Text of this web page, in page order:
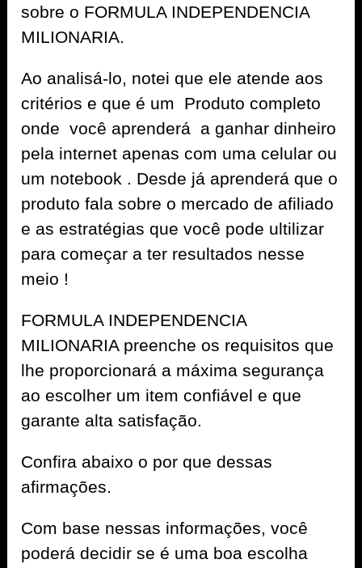
sobre o FORMULA INDEPENDENCIA
MILIONARIA.
Ao analisá-lo, notei que ele atende aos
critérios e que é um Produto completo
onde você aprenderá a ganhar dinheiro
pela internet apenas com uma celular ou
um notebook . Desde já aprenderá que o
produto fala sobre o mercado de afiliado
e as estratégias que você pode ultilizar
para começar a ter resultados nesse
meio !
FORMULA INDEPENDENCIA
MILIONARIA preenche os requisitos que
lhe proporcionará a máxima segurança
ao escolher um item confiável e que
garante alta satisfação.
Confira abaixo o por que dessas
afirmações.
Com base nessas informações, você
poderá decidir se é uma boa escolha